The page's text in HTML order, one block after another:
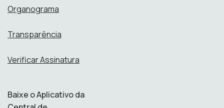
Organograma
Transparência
Verificar Assinatura
Baixe o Aplicativo da